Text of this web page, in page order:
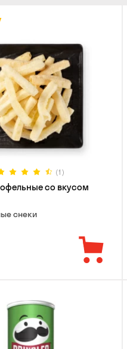
(1)
со вкусом
снеки